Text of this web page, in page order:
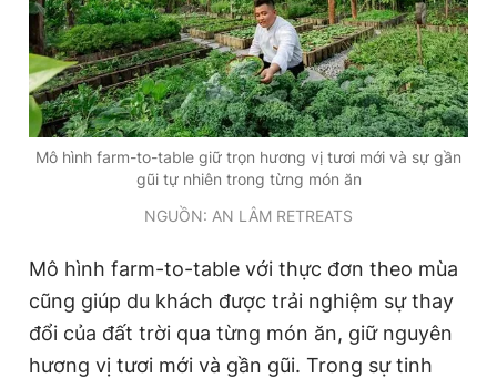
Mô hình farm-to-table giữ trọn hương vị tươi mới và sự gần
gũi tự nhiên trong từng món ăn
NGUỒN: AN LÂM RETREATS
Mô hình farm-to-table với thực đơn theo mùa
cũng giúp du khách được trải nghiệm sự thay
đổi của đất trời qua từng món ăn, giữ nguyên
hương vị tươi mới và gần gũi. Trong sự tinh